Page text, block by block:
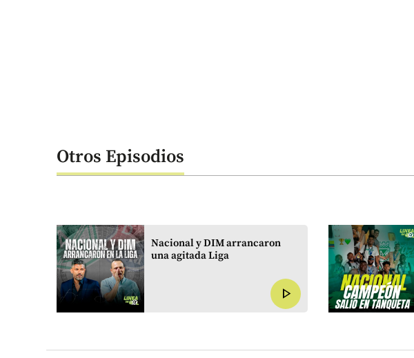
Otros Episodios
Nacional y DIM arrancaron
una agitada Liga
play_arrow